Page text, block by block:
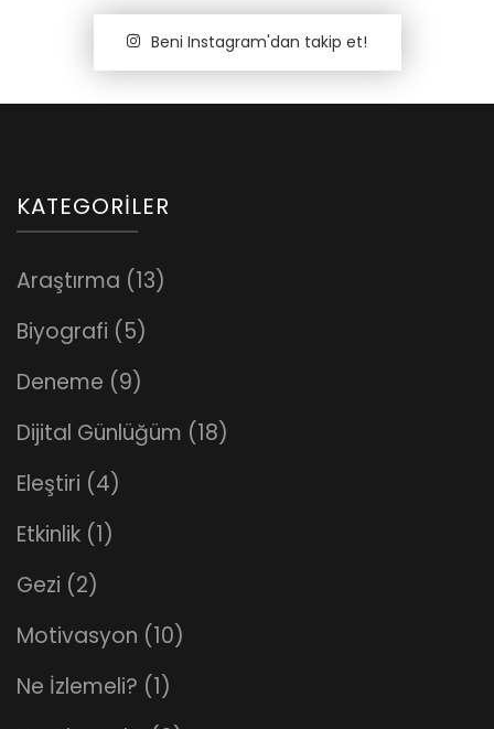
Beni Instagram'dan takip et!
KATEGORILER
Araştırma (13)
Biyografi (5)
Deneme (9)
Dijital Günlüğüm (18)
Eleştiri (4)
Etkinlik (1)
Gezi (2)
Motivasyon (10)
Ne İzlemeli? (1)